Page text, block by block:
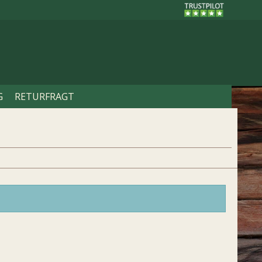
RETURFRAGT